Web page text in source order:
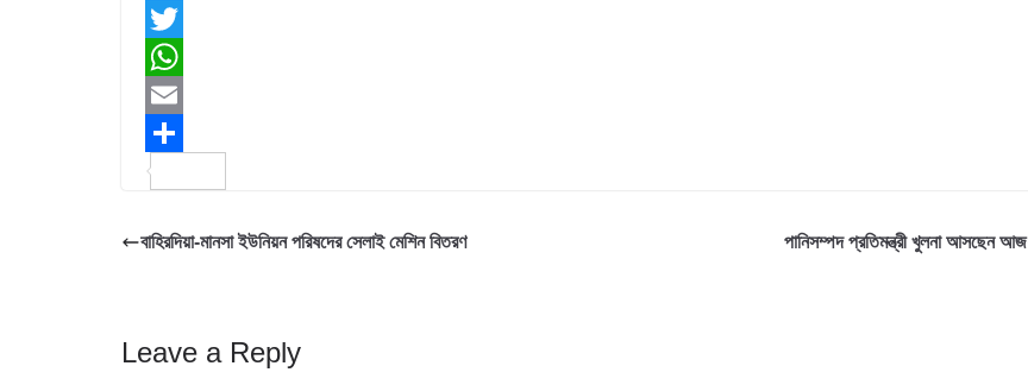
F
a
c
e
b
o
T
w
t
e
W
h
a
s
p
E
m
i
a
বাহিরদিয়া-মানসা ইউনিয়ন পরিষদের সেলাই মেশিন বিতরণ পানিসম্পদ প্রতিমন্ত্রী খুলনা আসছেন আজ
Leave a Reply